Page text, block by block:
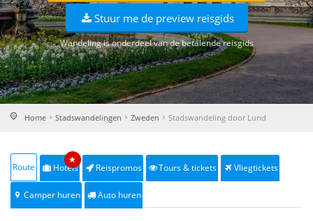
Stuur me de preview reisgids
Wandeling is onderdeel van de betalende reisgids
Home Stadswandelingen Zweden Stadswandeling door Lund
Route Hotels
★
Reispromos Tours & tickets Vliegtickets
Camper huren Auto huren